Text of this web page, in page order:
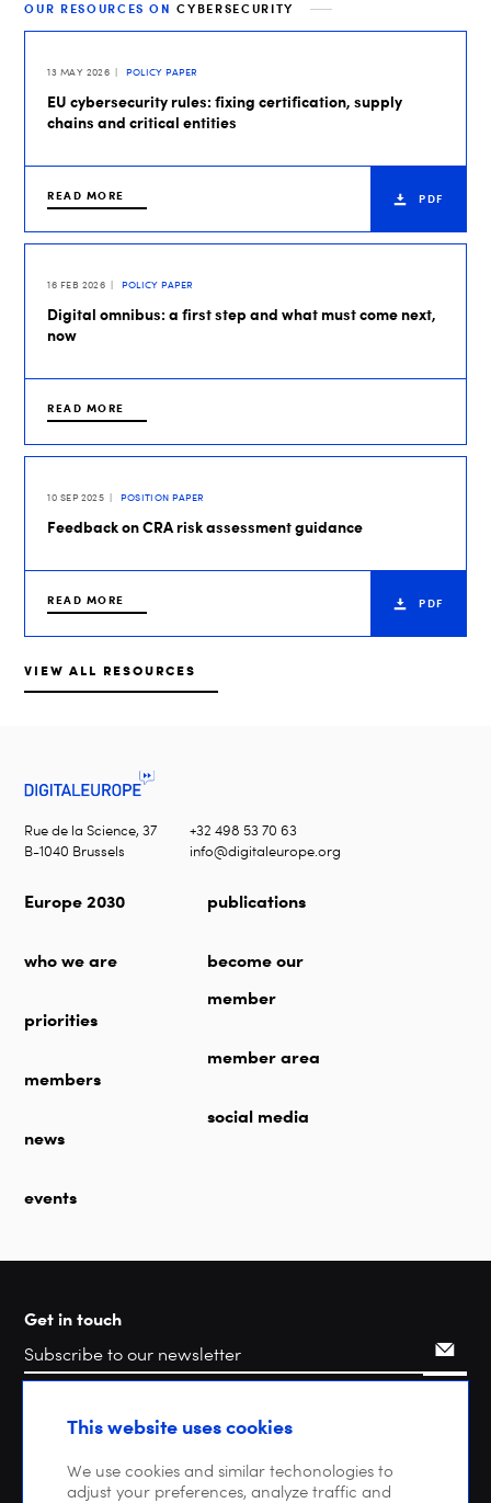
OUR RESOURCES ONCYBERSECURITY
13 MAY 2026 POLICY PAPER
EU cybersecurity rules: fixing certification, supply
chains and critical entities
READ MORE PDF
16 FEB 2026 POLICY PAPER
Digital omnibus: a first step and what must come next,
now
READ MORE
10 SEP 2025 POSITION PAPER
Feedback on CRA risk assessment guidance
READ MORE PDF
VIEW ALL RESOURCES
Rue de la Science, 37
B-1040 Brussels
+32 498 53 70 63
info@digitaleurope.org
Europe 2030
who we are
priorities
members
news
events
publications
become our
member
member area
social media
Get in touch
SearchThis website uses cookies
We use cookies and similar techonologies to
adjust your preferences, analyze traffic and